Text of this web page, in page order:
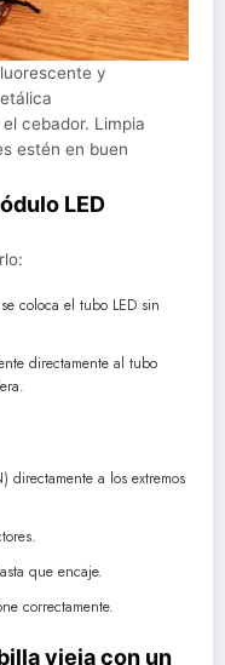
y
cebador. Limpia
estén en buen
LED
se coloca el tubo LED sin
directamente al tubo
directamente a los extremos
que encaje.
correctamente.
vieja con un